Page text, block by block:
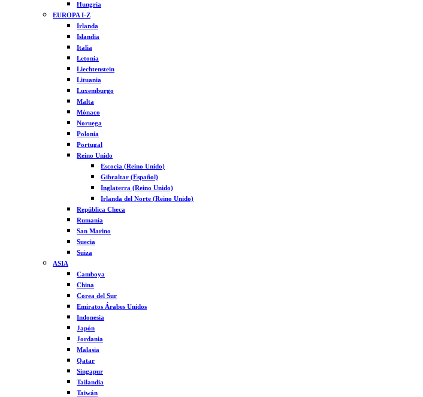
Hungría
EUROPA I-Z
Irlanda
Islandia
Italia
Letonia
Liechtenstein
Lituania
Luxemburgo
Malta
Mónaco
Noruega
Polonia
Portugal
Reino Unido
Escocia (Reino Unido)
Gibraltar (Español)
Inglaterra (Reino Unido)
Irlanda del Norte (Reino Unido)
República Checa
Rumanía
San Marino
Suecia
Suiza
ASIA
Camboya
China
Corea del Sur
Emiratos Árabes Unidos
Indonesia
Japón
Jordania
Malasia
Qatar
Singapur
Tailandia
Taiwán